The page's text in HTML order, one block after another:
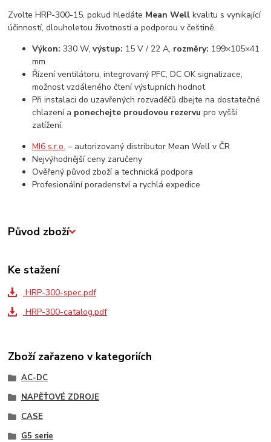
Zvolte HRP-300-15, pokud hledáte Mean Well kvalitu s vynikající
účinností, dlouholetou životností a podporou v češtině.
Výkon: 330 W,výstup: 15 V / 22 A, rozměry: 199×105×41
mm
Řízení ventilátoru, integrovaný PFC, DC OK signalizace,
možnost vzdáleného čtení výstupních hodnot
Při instalaci do uzavřených rozvaděčů dbejte na dostatečné
chlazení a ponechejte proudovou rezervu pro vyšší
zatížení.
MI6 s.r.o. – autorizovaný distributor Mean Well v ČR
Nejvýhodnější ceny zaručeny
Ověřený původ zboží a technická podpora
Profesionální poradenství a rychlá expedice
Původ zboží
Ke stažení
HRP-300-spec.pdf
HRP-300-catalog.pdf
Zboží zařazeno v kategoriích
AC-DC
NAPĚŤOVÉ ZDROJE
CASE
G5 serie